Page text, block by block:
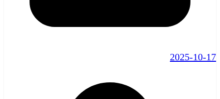
2025-10-17